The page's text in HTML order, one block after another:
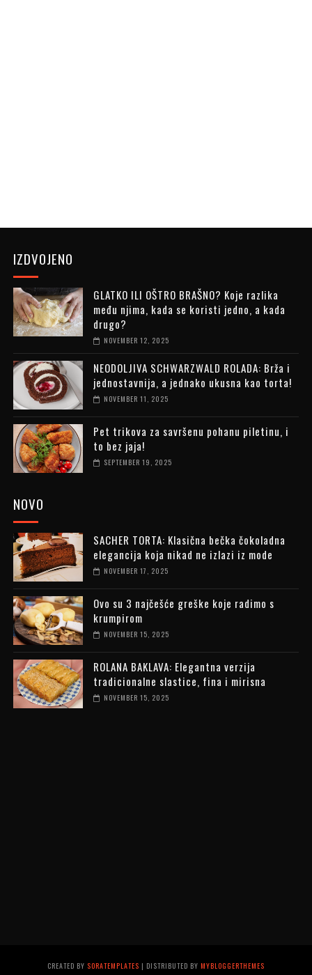
IZDVOJENO
GLATKO ILI OŠTRO BRAŠNO? Koje razlika
među njima, kada se koristi jedno, a kada
drugo?
NOVEMBER 12, 2025
NEODOLJIVA SCHWARZWALD ROLADA: Brža i
jednostavnija, a jednako ukusna kao torta!
NOVEMBER 11, 2025
Pet trikova za savršenu pohanu piletinu, i
to bez jaja!
SEPTEMBER 19, 2025
NOVO
SACHER TORTA: Klasična bečka čokoladna
elegancija koja nikad ne izlazi iz mode
NOVEMBER 17, 2025
Ovo su 3 najčešće greške koje radimo s
krumpirom
NOVEMBER 15, 2025
ROLANA BAKLAVA: Elegantna verzija
tradicionalne slastice, fina i mirisna
NOVEMBER 15, 2025
CREATED BY SORATEMPLATES | DISTRIBUTED BY MYBLOGGERTHEMES